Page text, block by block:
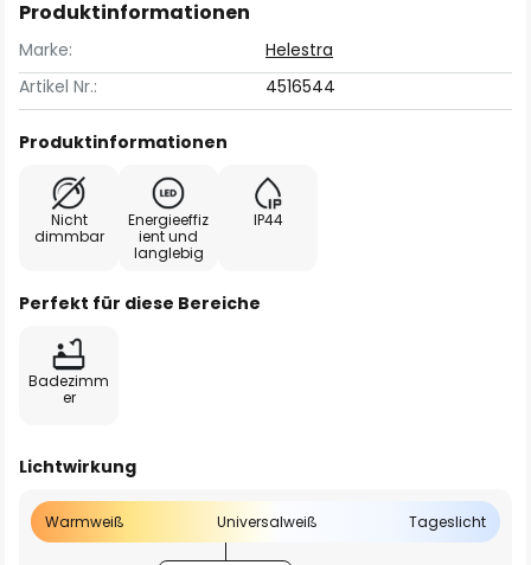
Produktinformationen
Marke:
Helestra
Artikel Nr.:
4516544
Produktinformationen
Nicht
dimmbar
Energieeffiz
ient und
langlebig
IP44
Perfekt für diese Bereiche
Badezimm
er
Lichtwirkung
Warmweiß Universalweiß Tageslicht